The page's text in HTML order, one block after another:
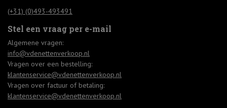
(+31) (0)493-493491
Stel een vraag per e-mail
Algemene vragen:
info@vdenettenverkoop.nl
Vragen over een bestelling:
klantenservice@vdenettenverkoop.nl
Vragen over factuur of betaling:
klantenservice@vdenettenverkoop.nl